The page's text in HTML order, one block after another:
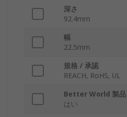
深さ
92.4mm
幅
22.5mm
規格 / 承認
REACH, RoHS, UL
Better World 製品
はい